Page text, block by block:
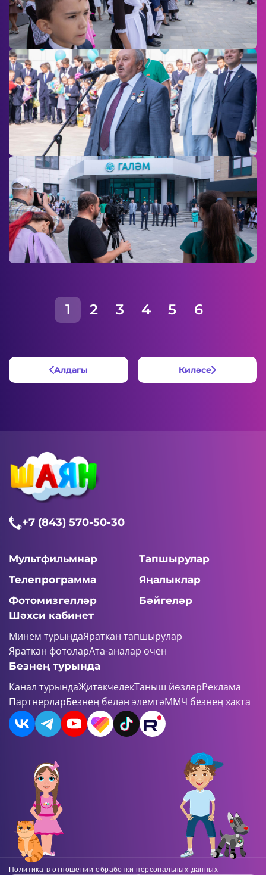
1 2 3 4 5 6
Алдагы Киләсе
+7 (843) 570-50-30
Мультфильмнар
Тапшырулар
Телепрограмма
Яңалыклар
Фотомизгелләр
Бәйгеләр
Шәхси кабинет
Минем турындаЯраткан тапшырулар
Яраткан фотоларАта-аналар өчен
Безнең турында
Канал турындаҖитәкчелекТаныш йөзләрРеклама
ПартнерларБезнең белән элемтәММЧ безнең хакта
Политика в отношении обработки персональных данных